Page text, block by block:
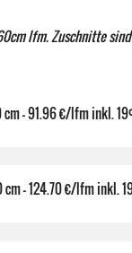
lfm. Zuschnitte
- 91.96 €/lfm inkl.
- 124.70 €/lfm inkl.